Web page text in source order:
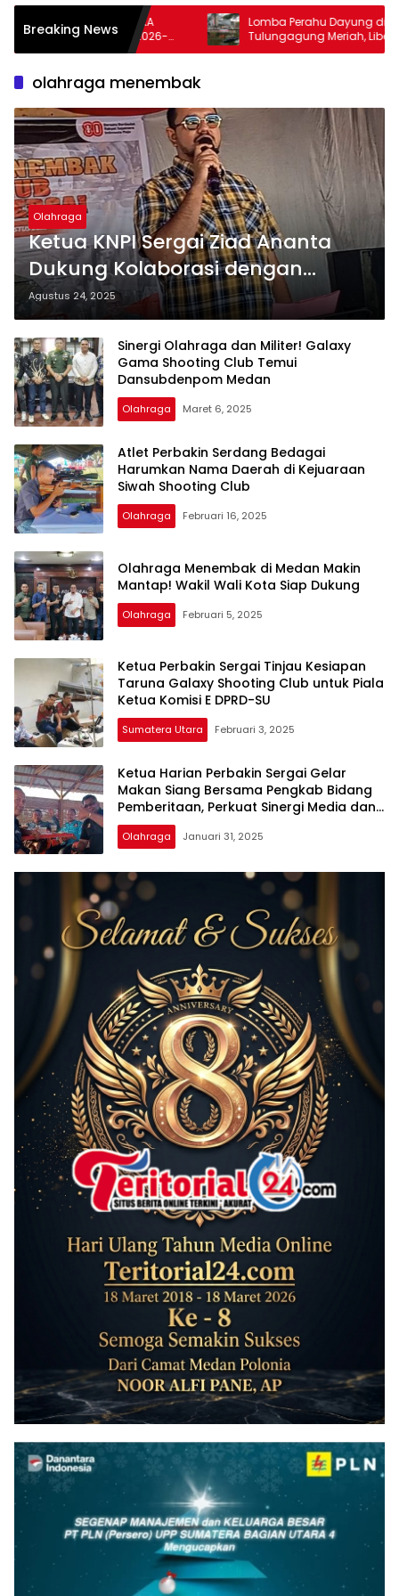
Breaking NewsLomba Perahu Dayung di Kali Ngrowo
Tulungagung Meriah, Libatkan 43 Tim
dan 80 UMKM
olahraga menembak
Olahraga
‎Ketua KNPI Sergai Ziad Ananta
Dukung Kolaborasi dengan
PERBAKIN, Siap Donasi untuk
Agustus 24, 2025
Sinergi Olahraga dan Militer! Galaxy
Gama Shooting Club Temui
Dansubdenpom Medan
Olahraga Maret 6, 2025
Atlet Perbakin Serdang Bedagai
Harumkan Nama Daerah di Kejuaraan
Siwah Shooting Club
Olahraga Februari 16, 2025
Olahraga Menembak di Medan Makin
Mantap! Wakil Wali Kota Siap Dukung
Olahraga Februari 5, 2025
Ketua Perbakin Sergai Tinjau Kesiapan
Taruna Galaxy Shooting Club untuk Piala
Ketua Komisi E DPRD-SU
Sumatera Utara Februari 3, 2025
Ketua Harian Perbakin Sergai Gelar
Makan Siang Bersama Pengkab Bidang
Pemberitaan, Perkuat Sinergi Media dan
Olahraga
Olahraga Januari 31, 2025